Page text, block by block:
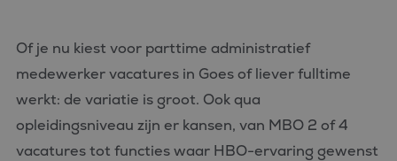
Of je nu kiest voor parttime administratief
medewerker vacatures in Goes of liever fulltime
werkt: de variatie is groot. Ook qua
opleidingsniveau zijn er kansen, van MBO 2 of 4
vacatures tot functies waar HBO-ervaring gewenst